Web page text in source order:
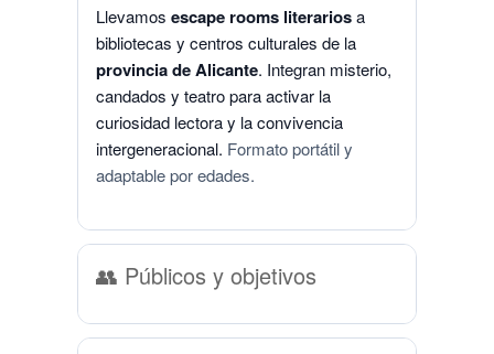
Llevamos escape rooms literariosa
bibliotecas y centros culturales de la
provincia de Alicante. Integran misterio,
candados y teatro para activar la
curiosidad lectora y la convivencia
intergeneracional. Formato portátil y
adaptable por edades.
👥 Públicos y objetivos